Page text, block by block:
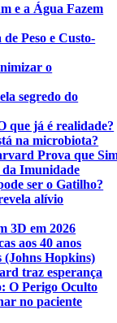
e a Água Fazem
Peso e Custo-
o
segredo do
que já é realidade?
na microbiota?
Prova que
da Imunidade
ser o Gatilho?
alívio
3D em 2026
aos 40 anos
(Johns Hopkins)
traz esperança
O Perigo Oculto
no paciente